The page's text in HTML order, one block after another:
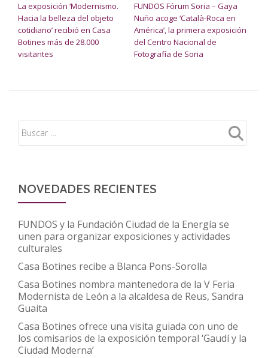
La exposición ‘Modernismo.
Hacia la belleza del objeto
cotidiano’ recibió en Casa
Botines más de 28.000
visitantes
FUNDOS Fórum Soria – Gaya
Nuño acoge ‘Català-Roca en
América’, la primera exposición
del Centro Nacional de
Fotografía de Soria
NOVEDADES RECIENTES
FUNDOS y la Fundación Ciudad de la Energía se
unen para organizar exposiciones y actividades
culturales
Casa Botines recibe a Blanca Pons-Sorolla
Casa Botines nombra mantenedora de la V Feria
Modernista de León a la alcaldesa de Reus, Sandra
Guaita
Casa Botines ofrece una visita guiada con uno de
los comisarios de la exposición temporal ‘Gaudí y la
Ciudad Moderna’